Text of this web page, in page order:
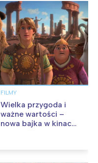
FILMY
Wielka przygoda i
ważne wartości –
nowa bajka w kinach